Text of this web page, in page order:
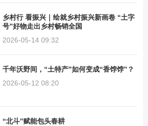
乡村行 看振兴｜绘就乡村振兴新画卷 “土字
号”好物走出乡村畅销全国
2026-05-14 09:32
千年沃野间，“土特产”如何变成“香饽饽”？
2026-05-12 08:20
“北斗”赋能包头春耕